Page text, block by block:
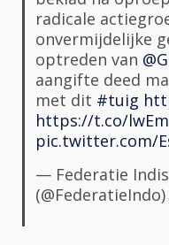
radicale
onvermijdelijke
optreden van
aangifte deed
met dit #tuig
https://t.co/
pic.twitter.com/
— Federatie
(@FederatieIndo)